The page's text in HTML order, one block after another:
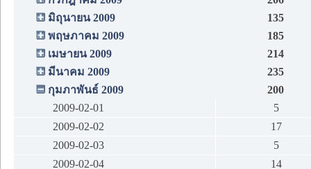
มิถุนายน 2009
135
พฤษภาคม 2009
185
เมษายน 2009
214
มีนาคม 2009
235
กุมภาพันธ์ 2009
200
2009-02-01
5
2009-02-02
17
2009-02-03
5
2009-02-04
14